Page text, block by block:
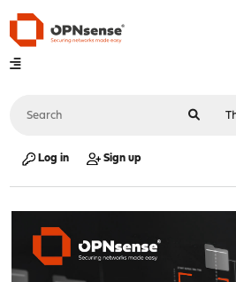
Log in Sign up